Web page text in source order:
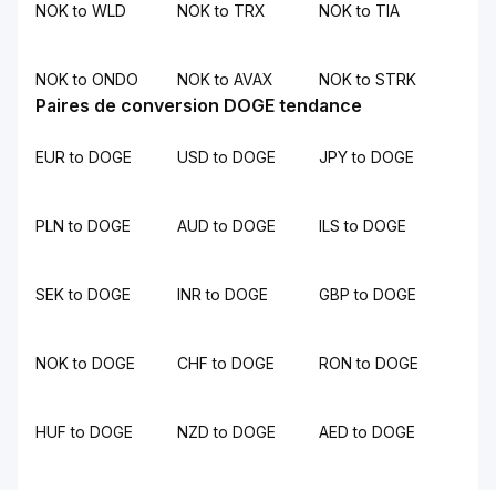
NOK to WLD NOK to TRX NOK to TIA
NOK to ONDO NOK to AVAX NOK to STRK
Paires de conversion DOGE tendance
EUR to DOGE USD to DOGE JPY to DOGE
PLN to DOGE AUD to DOGE ILS to DOGE
SEK to DOGE INR to DOGE GBP to DOGE
NOK to DOGE CHF to DOGE RON to DOGE
HUF to DOGE NZD to DOGE AED to DOGE